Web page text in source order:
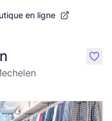
en ligne
like